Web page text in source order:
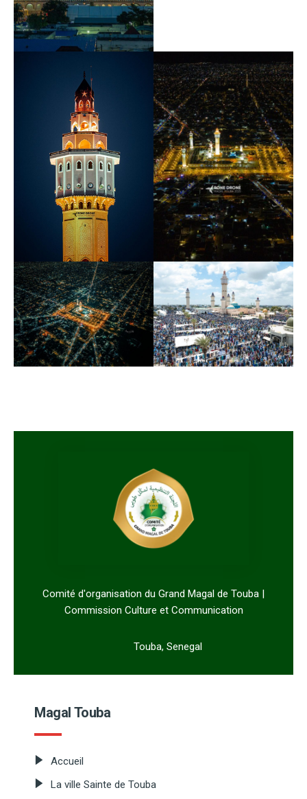
Comité d'organisation du Grand Magal de Touba |
Commission Culture et Communication
Touba, Senegal
Magal Touba
Accueil
La ville Sainte de Touba